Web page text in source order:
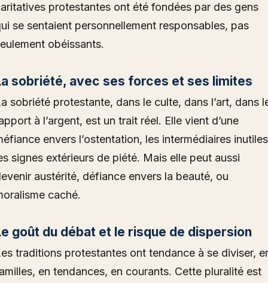
protestantes ont été fondées par des gens
se sentaient personnellement responsables, pas
obéissants.
sobriété, avec ses forces et ses limites
sobriété protestante, dans le culte, dans l’art, dans
à l’argent, est un trait réel. Elle vient d’une
envers l’ostentation, les intermédiaires
signes extérieurs de piété. Mais elle peut aussi
austérité, défiance envers la beauté, ou
caché.
goût du débat et le risque de dispersion
traditions protestantes ont tendance à se diviser,
en tendances, en courants. Cette pluralité est